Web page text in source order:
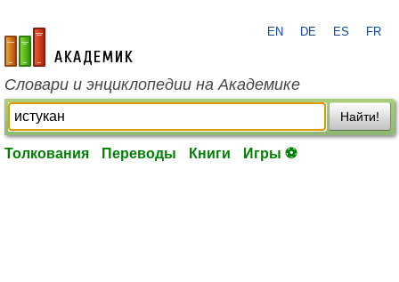
academic.ru
EN DE ES FR
Словари и энциклопедии на Академике
Найти!
Толкования Переводы Книги Игры ⚽